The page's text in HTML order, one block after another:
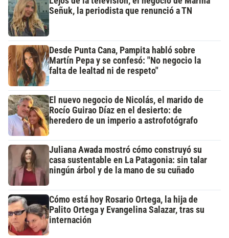
Señuk, la periodista que renunció a TN
Desde Punta Cana, Pampita habló sobre
Martín Pepa y se confesó: "No negocio la
falta de lealtad ni de respeto"
El nuevo negocio de Nicolás, el marido de
Rocío Guirao Díaz en el desierto: de
heredero de un imperio a astrofotógrafo
Juliana Awada mostró cómo construyó su
casa sustentable en La Patagonia: sin talar
ningún árbol y de la mano de su cuñado
Cómo está hoy Rosario Ortega, la hija de
Palito Ortega y Evangelina Salazar, tras su
internación